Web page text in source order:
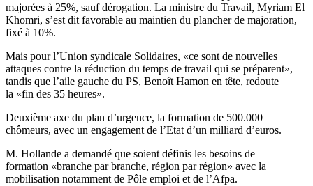
majorées à 25%, sauf dérogation. La ministre du Travail, Myriam El
Khomri, s’est dit favorable au maintien du plancher de majoration,
fixé à 10%.
Mais pour l’Union syndicale Solidaires, «ce sont de nouvelles
attaques contre la réduction du temps de travail qui se préparent»,
tandis que l’aile gauche du PS, Benoît Hamon en tête, redoute
la «fin des 35 heures».
Deuxième axe du plan d’urgence, la formation de 500.000
chômeurs, avec un engagement de l’Etat d’un milliard d’euros.
M. Hollande a demandé que soient définis les besoins de
formation «branche par branche, région par région» avec la
mobilisation notamment de Pôle emploi et de l’Afpa.